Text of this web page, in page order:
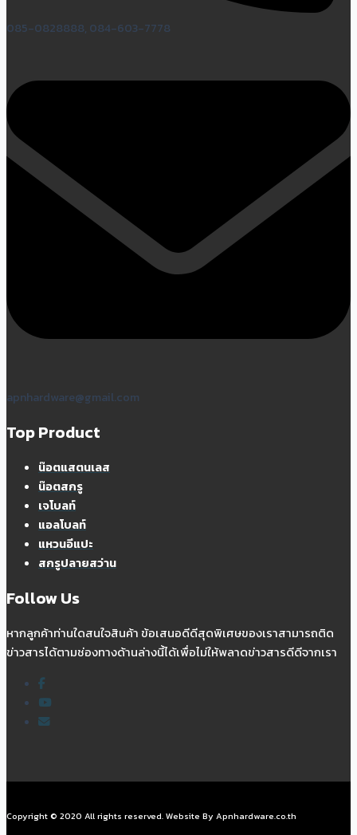
085-0828888, 084-603-7778
apnhardware@gmail.com
Top Product
น๊อตแสตนเลส
น๊อตสกรู
เจโบลท์
แอลโบลท์
แหวนอีแปะ
สกรูปลายสว่าน
Follow Us
หากลูกค้าท่านใดสนใจสินค้า ข้อเสนอดีดีสุดพิเศษของเราสามารถติด
ข่าวสารได้ตามช่องทางด้านล่างนี้ได้เพื่อไม่ให้พลาดข่าวสารดีดีจากเรา
Copyright © 2020 All rights reserved. Website By Apnhardware.co.th